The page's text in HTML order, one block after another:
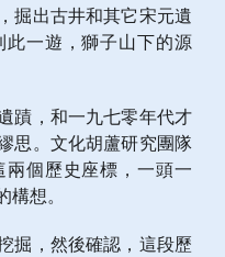
掘出古井和其它宋元遺
一遊，獅子山下的源
蹟，和一九七零年代才
思。文化胡蘆研究團隊
個歷史座標，一頭一
想。
掘，然後確認，這段歷